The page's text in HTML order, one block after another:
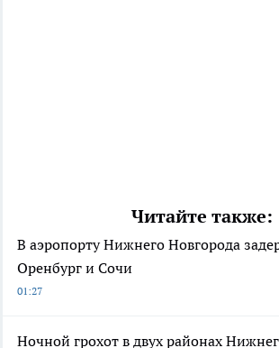
Читайте также:
В аэропорту Нижнего Новгорода
Оренбург и Сочи
01:27
Ночной грохот в двух районах